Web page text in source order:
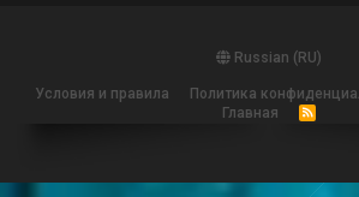
Russian (RU)
Условия и правила Политика
Главная
R